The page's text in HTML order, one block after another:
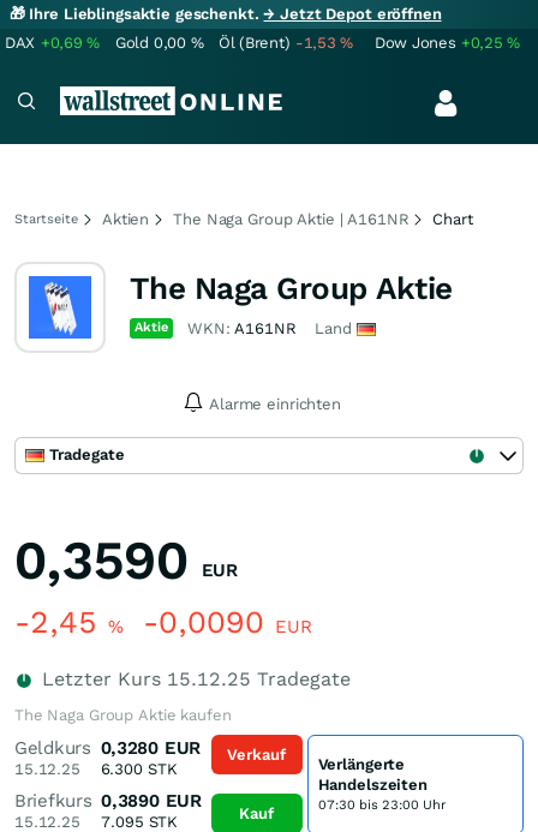
🎁 Ihre Lieblingsaktie geschenkt.→ Jetzt Depot eröffnen
DAX +0,69% Gold 0,00 % Öl (Brent) -1,53% Dow Jones +0,25%
Startseite Aktien The Naga Group Aktie | A161NR Chart
The Naga Group Aktie
Aktie WKN:A161NR Land
Alarme einrichten
Tradegate
0,3590 EUR
-2,45 % -0,0090 EUR
Letzter Kurs 15.12.25 Tradegate
The Naga Group Aktie kaufen
Geldkurs
15.12.25
0,3280 EUR
6.300STK
Briefkurs
15.12.25
0,3890 EUR
7.095 STK
Verkauf
Kauf
Verlängerte
Handelszeiten
07:30 bis 23:00 Uhr